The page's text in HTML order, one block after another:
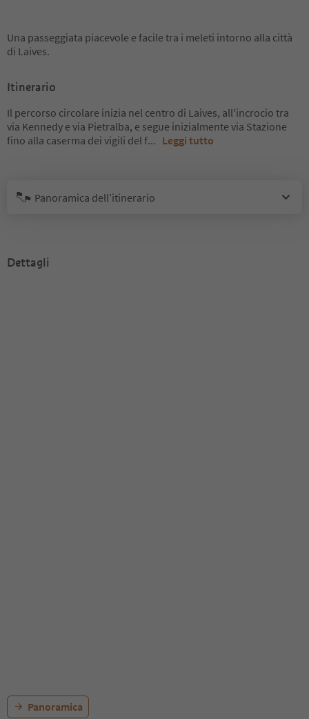
Una passeggiata piacevole e facile tra i meleti intorno alla città
di Laives.
Itinerario
Il percorso circolare inizia nel centro di Laives, all'incrocio tra
via Kennedy e via Pietralba, e segue inizialmente via Stazione
fino alla caserma dei vigili del f... Leggi tutto
Panoramica dell’itinerario
Dettagli
Panoramica